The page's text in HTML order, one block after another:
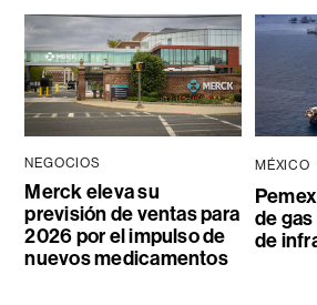
NEGOCIOS
Merck eleva su
previsión de ventas para
2026 por el impulso de
nuevos medicamentos
MÉXICO
de
de